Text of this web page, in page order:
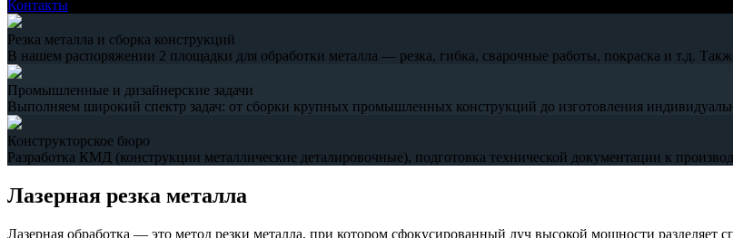
Контакты
Резка металла и сборка конструкций
В нашем распоряжении 2 площадки для обработки металла — резка, гибка, сварочные работы, покраска и т.д.
Промышленные и дизайнерские задачи
Выполняем широкий спектр задач: от сборки крупных промышленных конструкций до изготовления
Конструкторское бюро
Разработка КМД (конструкции металлические деталировочные), подготовка технической документации к
Лазерная резка металла
Лазерная обработка — это метод резки металла, при котором сфокусированный луч высокой мощности разделяет